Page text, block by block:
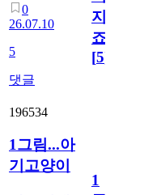
0
26.07.10
5
댓글
지
죠.?
[5]
196534
1그림...아
기고양이
1